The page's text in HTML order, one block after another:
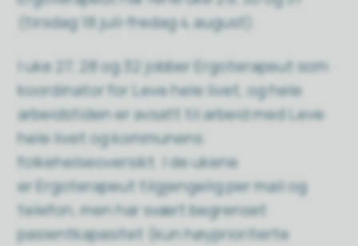
(tirsdag 18.juli-fredag 4.august).
I uke 27, 28 og 32 jobberErgoterapeut som
koordinator for Leve hele livet, og hele
arbeidstiden er avsatt til arbeid med Leve
hele livet og kommunens
folkehelseoversikt. I de ukene
erErgoterapeut tilgjengelig per mail og
telefon, men har svært begrenset
pasientkapasitet (kun høyprioriterte